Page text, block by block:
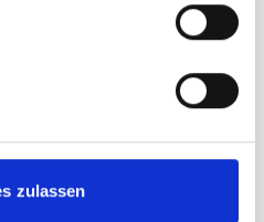
zulassen
an der